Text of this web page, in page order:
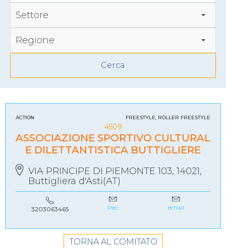
Settore
Regione
ACTION FREESTYLE, ROLLER FREESTYLE
4509
ASSOCIAZIONE SPORTIVO CULTURAL
E DILETTANTISTICA BUTTIGLIERE
VIA PRINCIPE DI PIEMONTE 103, 14021,
Buttigliera d'Asti(AT)
3203063465 Pec email
TORNA AL COMITATO